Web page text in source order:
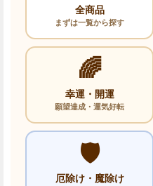
全商品
まずは一覧から探す
🌈
幸運・開運
願望達成・運気好転
🛡️
厄除け・魔除け